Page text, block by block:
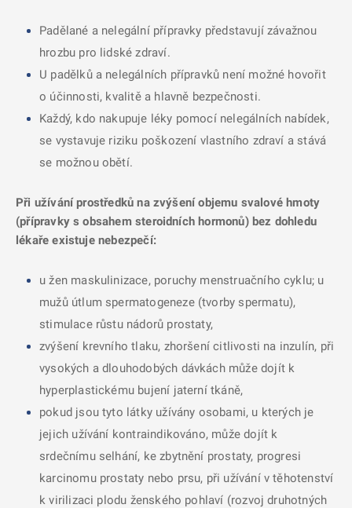
Padělané a nelegální přípravky představují závažnou
hrozbu pro lidské zdraví.
U padělků a nelegálních přípravků není možné hovořit
o účinnosti, kvalitě a hlavně bezpečnosti.
Každý, kdo nakupuje léky pomocí nelegálních nabídek,
se vystavuje riziku poškození vlastního zdraví a stává
se možnou obětí.
Při užívání prostředků na zvýšení objemu svalové hmoty
(přípravky s obsahem steroidních hormonů) bez dohledu
lékaře existuje nebezpečí:
u žen maskulinizace, poruchy menstruačního cyklu; u
mužů útlum spermatogeneze (tvorby spermatu),
stimulace růstu nádorů prostaty,
zvýšení krevního tlaku, zhoršení citlivosti na inzulín, při
vysokých a dlouhodobých dávkách může dojít k
hyperplastickému bujení jaterní tkáně,
pokud jsou tyto látky užívány osobami, u kterých je
jejich užívání kontraindikováno, může dojít k
srdečnímu selhání, ke zbytnění prostaty, progresi
karcinomu prostaty nebo prsu, při užívání v těhotenství
k virilizaci plodu ženského pohlaví (rozvoj druhotných